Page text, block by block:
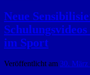
Neue
im Sport
Veröffentlicht am 30. März